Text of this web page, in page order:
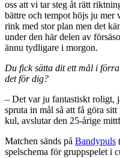
oss att vi tar steg åt rätt
bättre och tempot höjs ju mer
rink med stor plan men det
under den här delen av
ännu tydligare i morgon.
Du fick sätta dit ett mål i
det för dig?
– Det var ju fantastiskt roligt,
spruta in mål så att få göra
kul, avslutar den 25-årige
Matchen sänds på Bandypuls
spelschema för gruppspelet i